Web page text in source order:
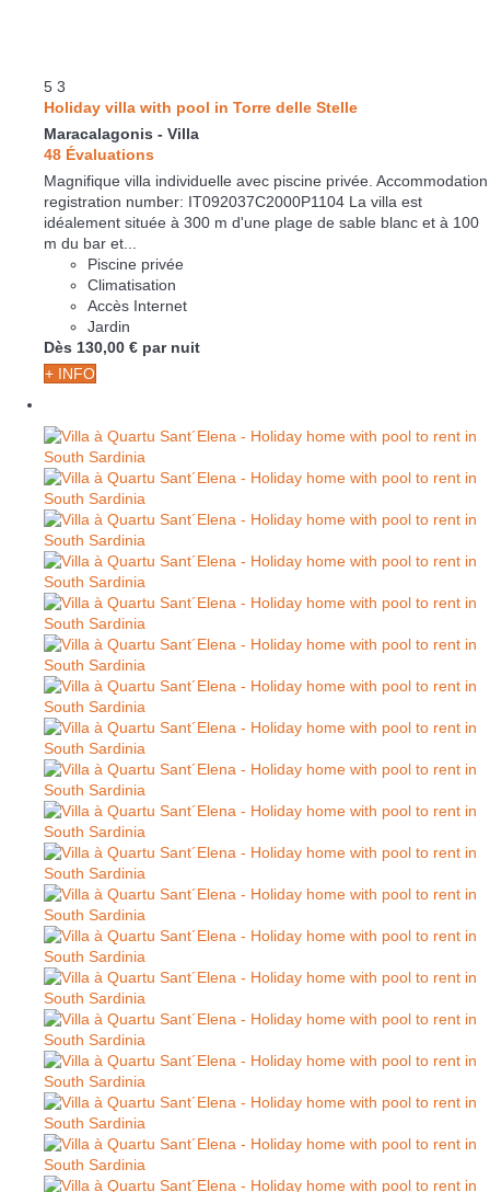
5 3
Holiday villa with pool in Torre delle Stelle
Maracalagonis - Villa
48 Évaluations
Magnifique villa individuelle avec piscine privée. Accommodation
registration number: IT092037C2000P1104 La villa est
idéalement située à 300 m d'une plage de sable blanc et à 100
m du bar et...
Piscine privée
Climatisation
Accès Internet
Jardin
Dès 130,00 € par nuit
+ INFO